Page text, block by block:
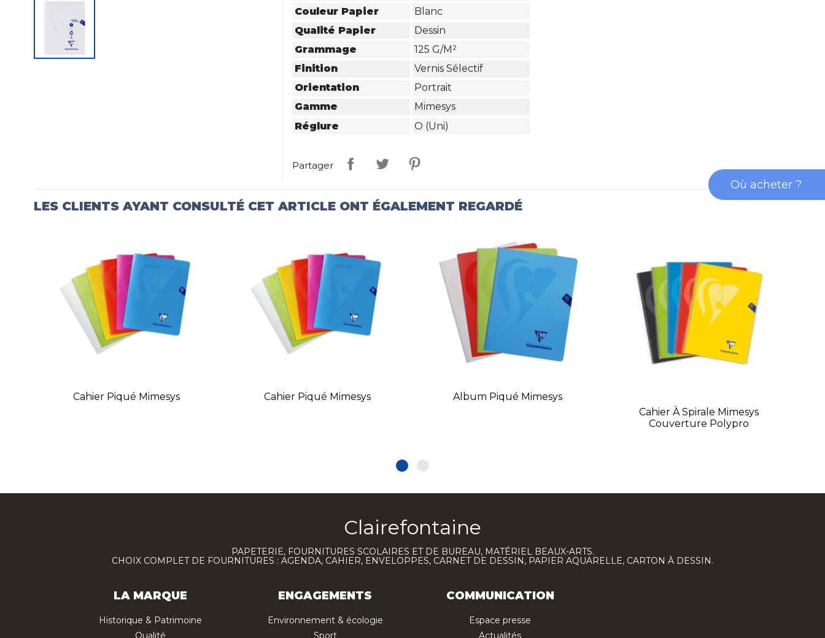
Couleur Papier
Blanc
Qualité Papier
Dessin
Grammage
125 G/m²
Finition
Vernis Sélectif
Orientation
Portrait
Gamme
Mimesys
Réglure
O (uni)
Partager
LES CLIENTS AYANT CONSULTÉ CET ARTICLE ONT ÉGALEMENT REGARDÉ
Cahier Piqué Mimesys Cahier Piqué Mimesys
Album Piqué Mimesys
Cahier À Spirale Mimesys
Couverture Polypro
Clairefontaine
PAPETERIE, FOURNITURES SCOLAIRES ET DE BUREAU, MATÉRIEL BEAUX-ARTS.
CHOIX COMPLET DE FOURNITURES : AGENDA, CAHIER, ENVELOPPES, CARNET DE DESSIN, PAPIER AQUARELLE, CARTON À DESSIN.
LA MARQUE
Historique & Patrimoine
ENGAGEMENTS
Environnement & écologie
COMMUNICATION
Espace presse
Où acheter ?